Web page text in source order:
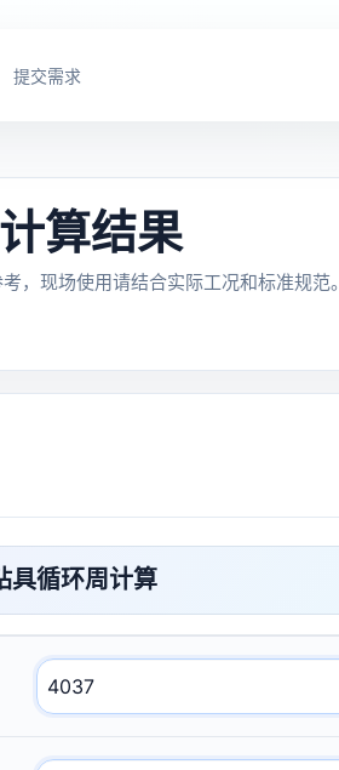
提交需求
算结果
，现场使用请结合实际工况和标准规范。
具循环周计算